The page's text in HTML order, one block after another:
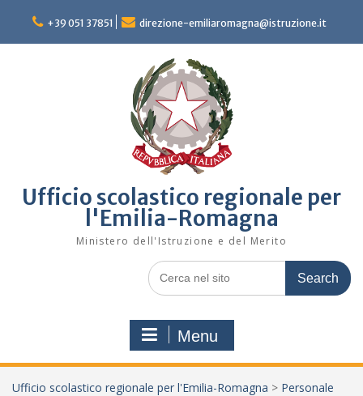
content
+39 051 37851 direzione-emiliaromagna@istruzione.it
Ufficio scolastico regionale per
l'Emilia-Romagna
Ministero dell'Istruzione e del Merito
Search
for:
Menu
Ufficio scolastico regionale per l'Emilia-Romagna > Personale